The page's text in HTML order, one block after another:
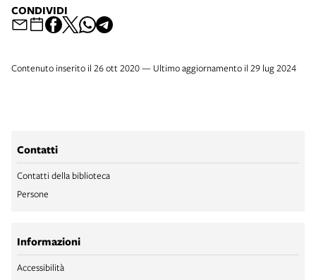
CONDIVIDI
Contenuto inserito il 26 ott 2020 — Ultimo aggiornamento il 29 lug 2024
Contatti
Contatti della biblioteca
Persone
Informazioni
Accessibilità